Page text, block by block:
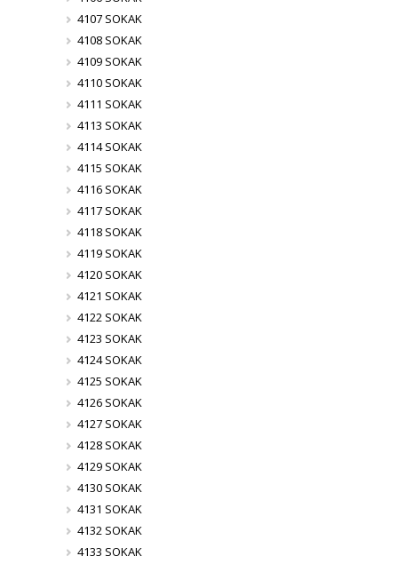
4107 SOKAK
4108 SOKAK
4109 SOKAK
4110 SOKAK
4111 SOKAK
4113 SOKAK
4114 SOKAK
4115 SOKAK
4116 SOKAK
4117 SOKAK
4118 SOKAK
4119 SOKAK
4120 SOKAK
4121 SOKAK
4122 SOKAK
4123 SOKAK
4124 SOKAK
4125 SOKAK
4126 SOKAK
4127 SOKAK
4128 SOKAK
4129 SOKAK
4130 SOKAK
4131 SOKAK
4132 SOKAK
4133 SOKAK